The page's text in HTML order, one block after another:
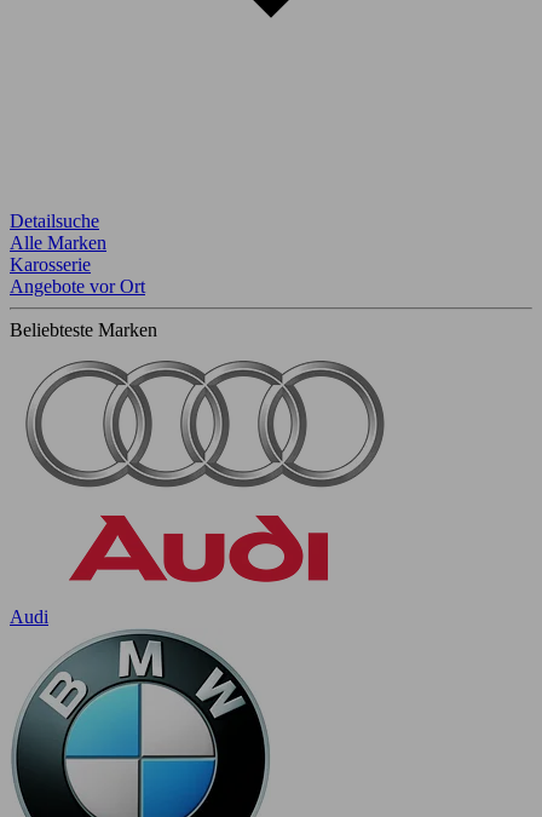
Detailsuche
Alle Marken
Karosserie
Angebote vor Ort
Beliebteste Marken
Audi